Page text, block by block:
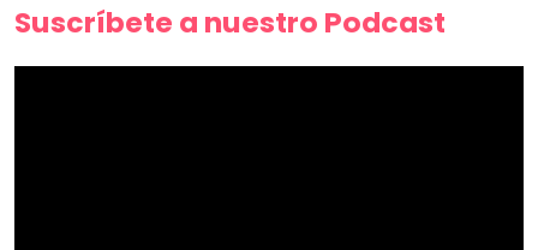
Suscríbete a nuestro Podcast